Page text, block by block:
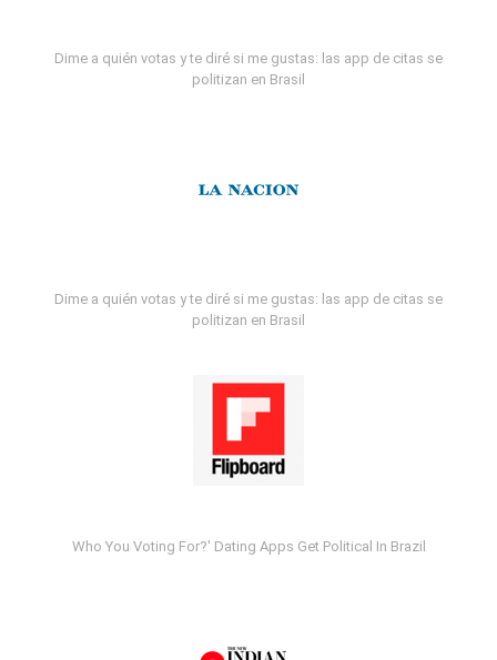
Dime a quién votas y te diré si me gustas: las app de citas se
politizan en Brasil
Dime a quién votas y te diré si me gustas: las app de citas se
politizan en Brasil
Who You Voting For?' Dating Apps Get Political In Brazil